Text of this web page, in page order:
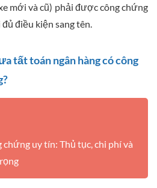
mới và cũ) phải được công chứng
điều kiện sang tên.
tất toán ngân hàng có công
chứng uy tín: Thủ tục, chi phí và